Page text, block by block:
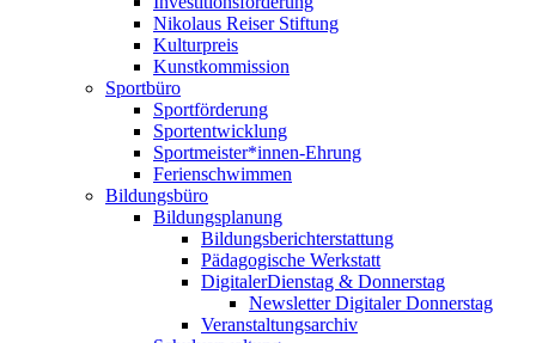
Nikolaus Reiser Stiftung
Kulturpreis
Kunstkommission
Sportbüro
Sportförderung
Sportentwicklung
Sportmeister*innen-Ehrung
Ferienschwimmen
Bildungsbüro
Bildungsplanung
Bildungsberichterstattung
Pädagogische Werkstatt
DigitalerDienstag & Donnerstag
Newsletter Digitaler Donnerstag
Veranstaltungsarchiv